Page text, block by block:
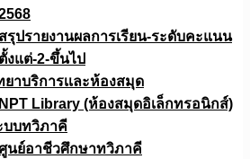
สรุปรายงานผลการเรียน-ระดับคะแนน
ตั้งแต่-2-ขึ้นไป
ยาบริการเเละห้องสมุด
NPT Library (ห้องสมุดอิเล็กทรอนิกส์)
บบทวิภาคี
นย์อาชีวศึกษาทวิภาคี